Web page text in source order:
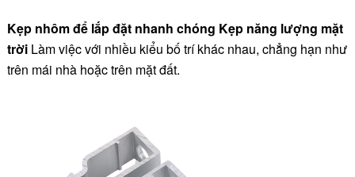
Kẹp nhôm để lắp đặt nhanh chóng Kẹp năng lượng mặt
trời Làm việc với nhiều kiểu bố trí khác nhau, chẳng hạn như
trên mái nhà hoặc trên mặt đất.